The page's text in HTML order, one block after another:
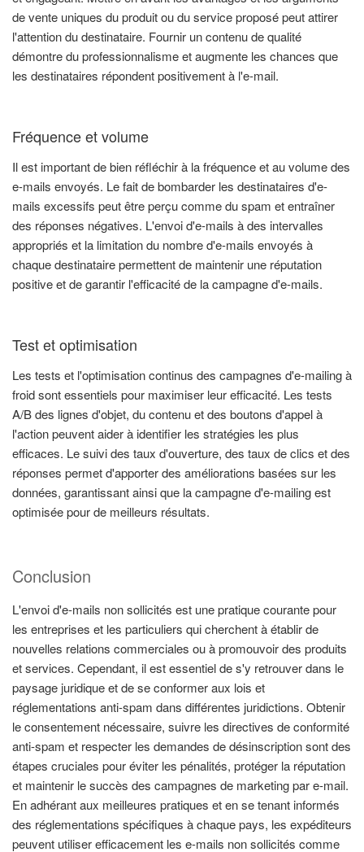
de vente uniques du produit ou du service proposé peut attirer
l'attention du destinataire. Fournir un contenu de qualité
démontre du professionnalisme et augmente les chances que
les destinataires répondent positivement à l'e-mail.
Fréquence et volume
Il est important de bien réfléchir à la fréquence et au volume des
e-mails envoyés. Le fait de bombarder les destinataires d'e-
mails excessifs peut être perçu comme du spam et entraîner
des réponses négatives. L'envoi d'e-mails à des intervalles
appropriés et la limitation du nombre d'e-mails envoyés à
chaque destinataire permettent de maintenir une réputation
positive et de garantir l'efficacité de la campagne d'e-mails.
Test et optimisation
Les tests et l'optimisation continus des campagnes d'e-mailing à
froid sont essentiels pour maximiser leur efficacité. Les tests
A/B des lignes d'objet, du contenu et des boutons d'appel à
l'action peuvent aider à identifier les stratégies les plus
efficaces. Le suivi des taux d'ouverture, des taux de clics et des
réponses permet d'apporter des améliorations basées sur les
données, garantissant ainsi que la campagne d'e-mailing est
optimisée pour de meilleurs résultats.
Conclusion
L'envoi d'e-mails non sollicités est une pratique courante pour
les entreprises et les particuliers qui cherchent à établir de
nouvelles relations commerciales ou à promouvoir des produits
et services. Cependant, il est essentiel de s'y retrouver dans le
paysage juridique et de se conformer aux lois et
réglementations anti-spam dans différentes juridictions. Obtenir
le consentement nécessaire, suivre les directives de conformité
anti-spam et respecter les demandes de désinscription sont des
étapes cruciales pour éviter les pénalités, protéger la réputation
et maintenir le succès des campagnes de marketing par e-mail.
En adhérant aux meilleures pratiques et en se tenant informés
des réglementations spécifiques à chaque pays, les expéditeurs
peuvent utiliser efficacement les e-mails non sollicités comme